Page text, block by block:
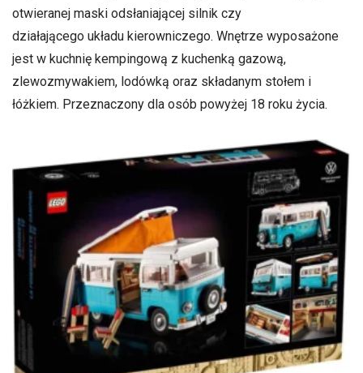
otwieranej maski odsłaniającej silnik czy
działającego układu kierowniczego. Wnętrze wyposażone
jest w kuchnię kempingową z kuchenką gazową,
zlewozmywakiem, lodówką oraz składanym stołem i
łóżkiem. Przeznaczony dla osób powyżej 18 roku życia.